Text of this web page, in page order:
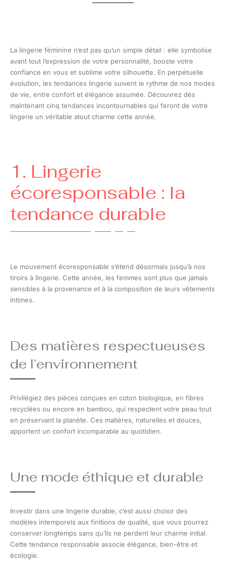
La lingerie féminine n’est pas qu’un simple détail : elle symbolise
avant tout l’expression de votre personnalité, booste votre
confiance en vous et sublime votre silhouette. En perpétuelle
évolution, les tendances lingerie suivent le rythme de nos modes
de vie, entre confort et élégance assumée. Découvrez dès
maintenant cinq tendances incontournables qui feront de votre
lingerie un véritable atout charme cette année.
1. Lingerie
écoresponsable : la
tendance durable
Le mouvement écoresponsable s’étend désormais jusqu’à nos
tiroirs à lingerie. Cette année, les femmes sont plus que jamais
sensibles à la provenance et à la composition de leurs vêtements
intimes.
Des matières respectueuses
de l’environnement
Privilégiez des pièces conçues en coton biologique, en fibres
recyclées ou encore en bambou, qui respectent votre peau tout
en préservant la planète. Ces matières, naturelles et douces,
apportent un confort incomparable au quotidien.
Une mode éthique et durable
Investir dans une lingerie durable, c’est aussi choisir des
modèles intemporels aux finitions de qualité, que vous pourrez
conserver longtemps sans qu’ils ne perdent leur charme initial.
Cette tendance responsable associe élégance, bien-être et
écologie.